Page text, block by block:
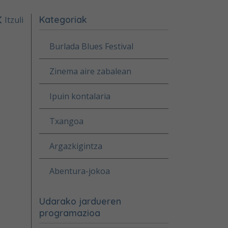
Itzuli Kategoriak
Burlada Blues Festival
Zinema aire zabalean
Ipuin kontalaria
Txangoa
Argazkigintza
Abentura-jokoa
Udarako jardueren
programazioa